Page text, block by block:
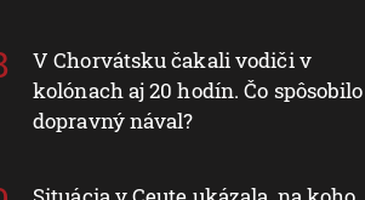
V Chorvátsku čakali vodiči v
kolónach aj 20 hodín. Čo spôsobilo
dopravný nával?